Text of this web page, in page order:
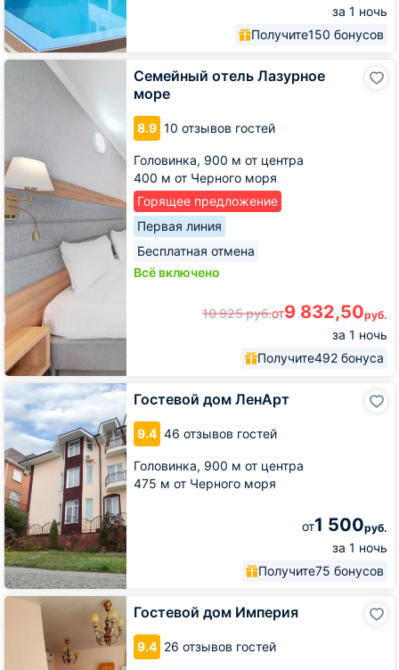
за 1 ночь
Получите150 бонусов
Семейный отель Лазурное
море
8.9 10 отзывов гостей
Головинка, 900 м от центра
400 м от Черного моря
Горящее предложение
Первая линия
Бесплатная отмена
Всё включено
10 925руб.от9 832,50руб.
за 1 ночь
Получите492 бонуса
Семейный
Гостевой дом ЛенАрт
9.4 46 отзывов гостей
Головинка, 900 м от центра
475 м от Черного моря
от1 500руб.
за 1 ночь
Получите75 бонусов
Гостевой
дом
ЛенАрт
Гостевой дом Империя
9.4 26 отзывов гостей
Гостевой
Империя